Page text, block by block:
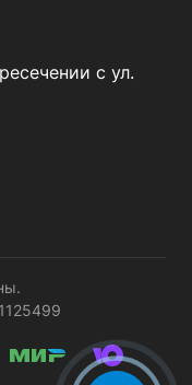
с ул.